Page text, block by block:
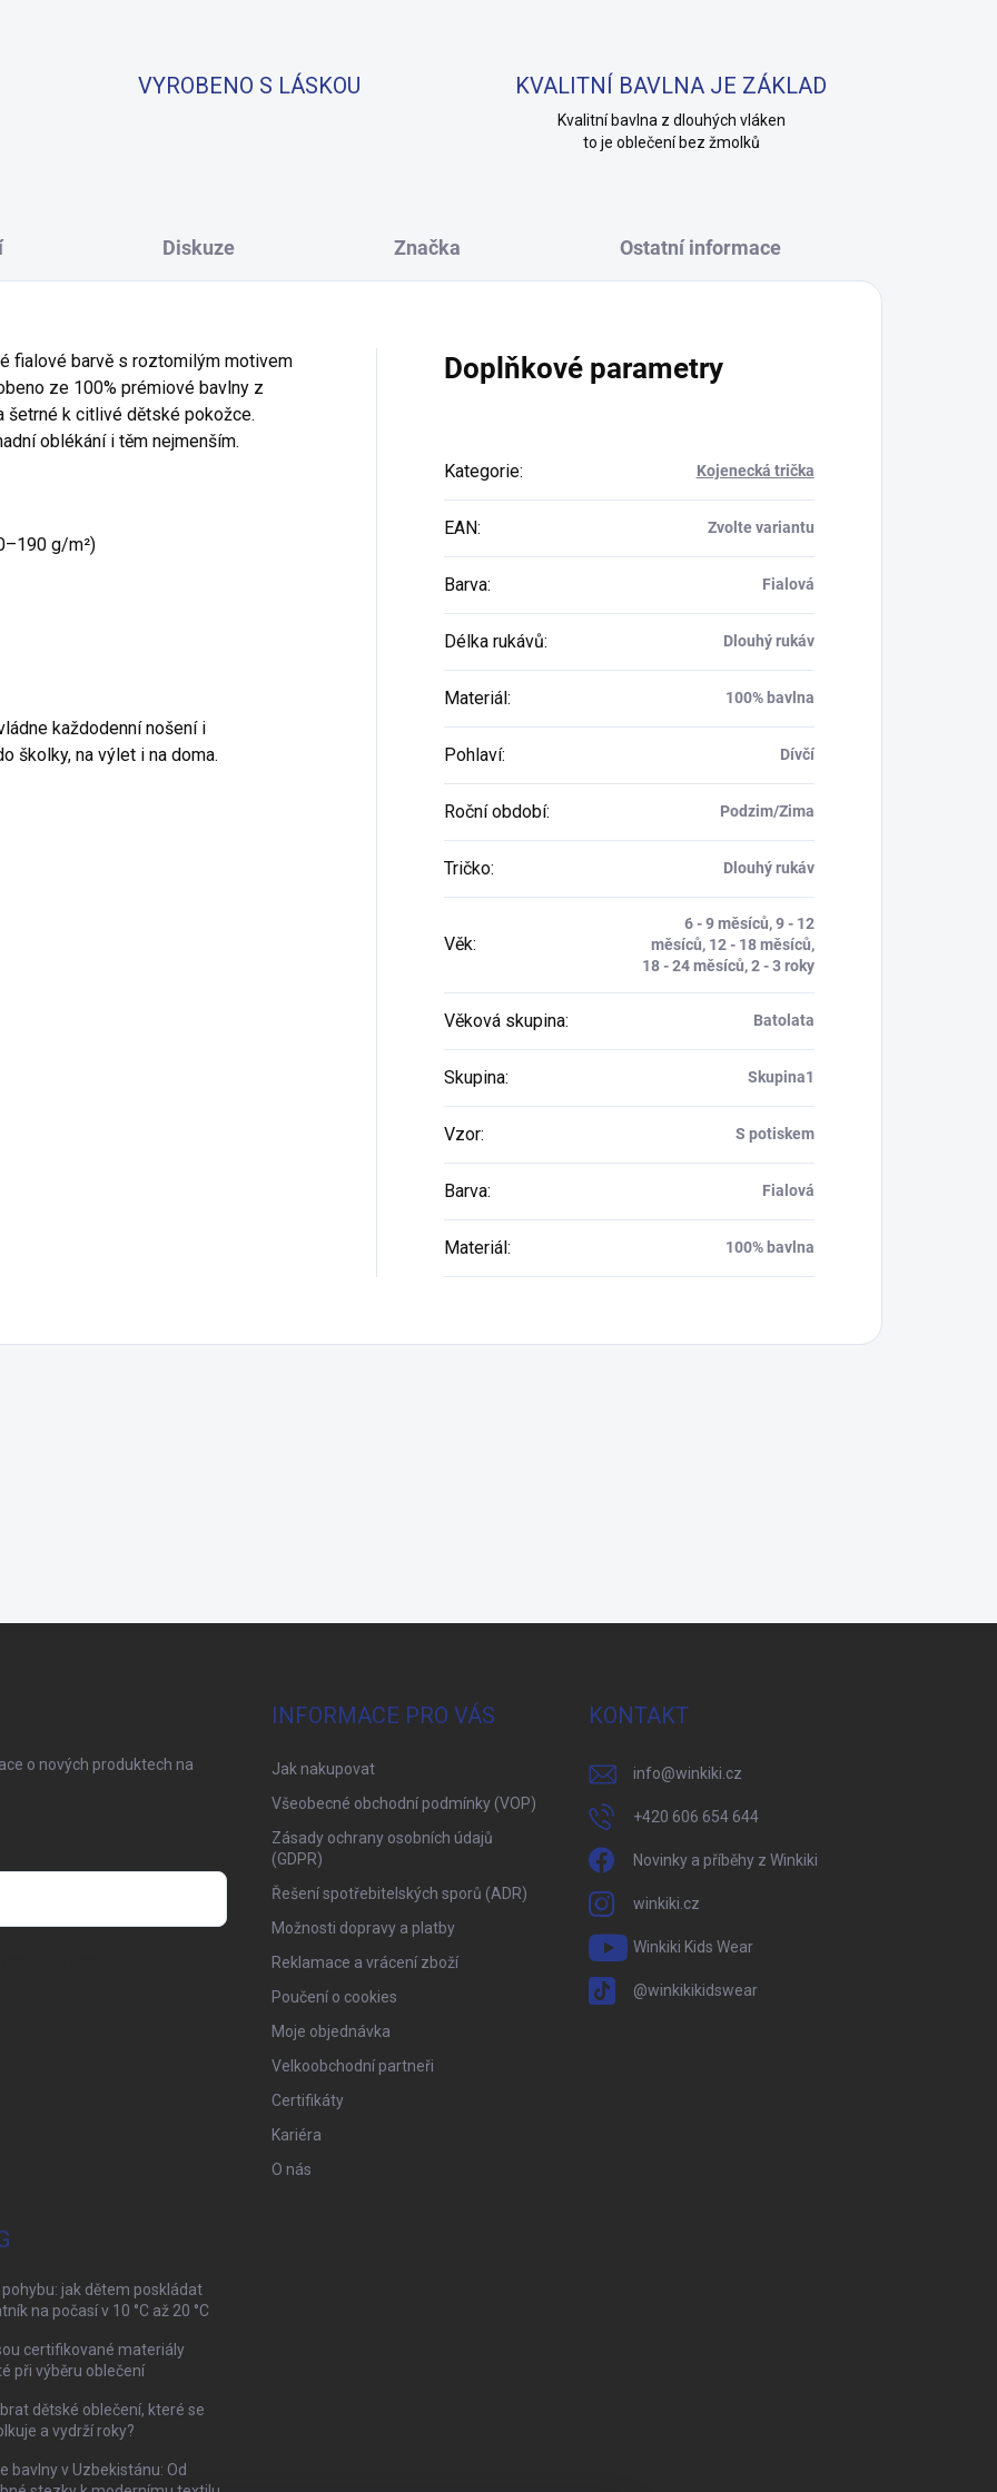
VYROBENO S LÁSKOU KVALITNÍ BAVLNA JE ZÁKLAD
Kvalitní bavlna z dlouhých vláken
to je oblečení bez žmolků
Diskuze Značka Ostatní informace
fialové barvě s roztomilým motivem
ze 100% prémiové bavlny z
šetrné k citlivé dětské pokožce.
oblékání i těm nejmenším.
g/m²)
každodenní nošení i
školky, na výlet i na doma.
Doplňkové parametry
Kategorie: Kojenecká trička
EAN: Zvolte variantu
Barva: Fialová
Délka rukávů: Dlouhý rukáv
Materiál : 100% bavlna
Pohlaví: Dívčí
Roční období: Podzim/Zima
Tričko: Dlouhý rukáv
Věk:
6 - 9 měsíců, 9 - 12
měsíců, 12 - 18 měsíců,
18 - 24 měsíců, 2 - 3 roky
Věková skupina: Batolata
Skupina: Skupina1
Vzor: S potiskem
Barva: Fialová
Materiál : 100% bavlna
o nových produktech na
INFORMACE PRO VÁS
Jak nakupovat
Všeobecné obchodní podmínky (VOP)
Zásady ochrany osobních údajů
(GDPR)
Řešení spotřebitelských sporů (ADR)
Možnosti dopravy a platby
Reklamace a vrácení zboží
Poučení o cookies
Moje objednávka
Velkoobchodní partneři
Certifikáty
Kariéra
O nás
KONTAKT
info@winkiki.cz
+420 606 654 644
Novinky a příběhy z Winkiki
winkiki.cz
Winkiki Kids Wear
@winkikikidswear
jak dětem poskládat
na počasí v 10 °C až 20 °C
certifikované materiály
při výběru oblečení
dětské oblečení, které se
a vydrží roky?
bavlny v Uzbekistánu: Od